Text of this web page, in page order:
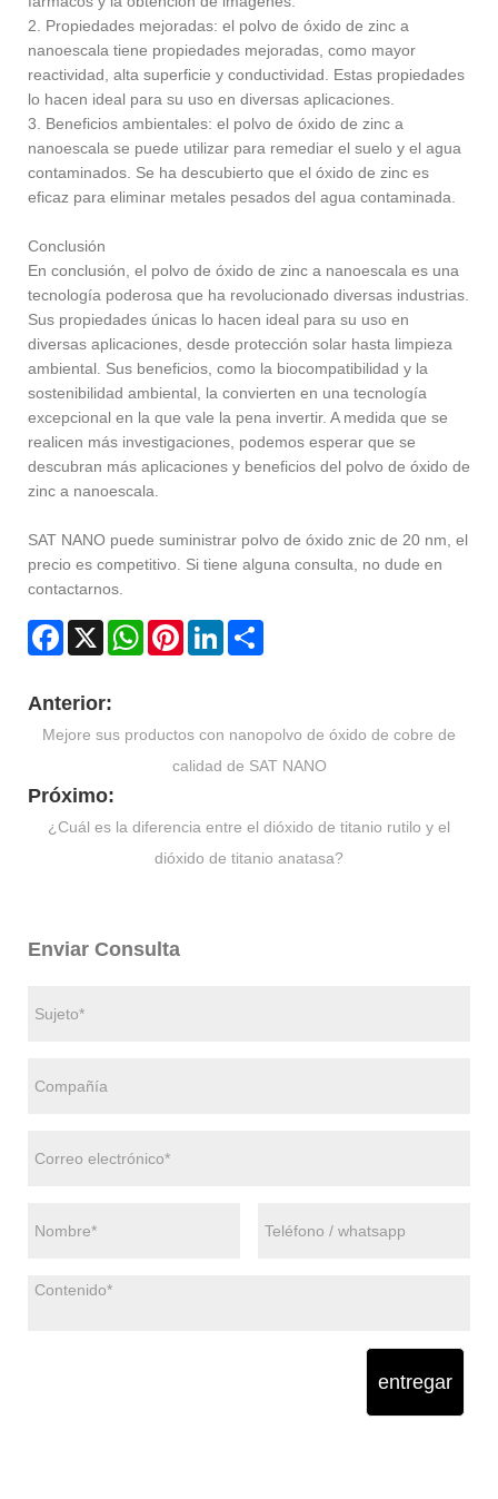
2. Propiedades mejoradas: el polvo de óxido de zinc a
nanoescala tiene propiedades mejoradas, como mayor
reactividad, alta superficie y conductividad. Estas propiedades
lo hacen ideal para su uso en diversas aplicaciones.
3. Beneficios ambientales: el polvo de óxido de zinc a
nanoescala se puede utilizar para remediar el suelo y el agua
contaminados. Se ha descubierto que el óxido de zinc es
eficaz para eliminar metales pesados ​​del agua contaminada.
Conclusión
En conclusión, el polvo de óxido de zinc a nanoescala es una
tecnología poderosa que ha revolucionado diversas industrias.
Sus propiedades únicas lo hacen ideal para su uso en
diversas aplicaciones, desde protección solar hasta limpieza
ambiental. Sus beneficios, como la biocompatibilidad y la
sostenibilidad ambiental, la convierten en una tecnología
excepcional en la que vale la pena invertir. A medida que se
realicen más investigaciones, podemos esperar que se
descubran más aplicaciones y beneficios del polvo de óxido de
zinc a nanoescala.
SAT NANO puede suministrar polvo de óxido znic de 20 nm, el
precio es competitivo. Si tiene alguna consulta, no dude en
contactarnos.
Facebook
X WhatsAppPinterestLinkedIn
Anterior:
Mejore sus productos con nanopolvo de óxido de cobre de
calidad de SAT NANO
Próximo:
¿Cuál es la diferencia entre el dióxido de titanio rutilo y el
dióxido de titanio anatasa?
Enviar Consulta
entregar